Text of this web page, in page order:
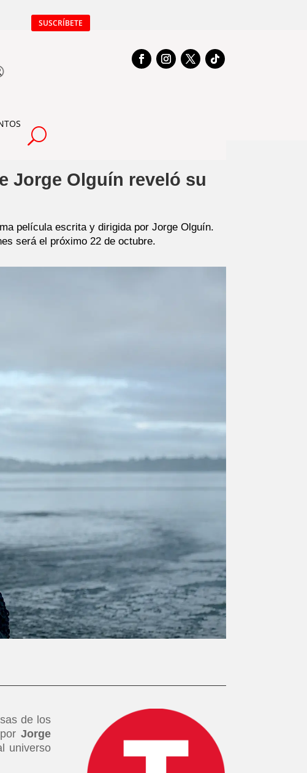
SUSCRÍBETE
Jorge Olguín reveló su
película escrita y dirigida por Jorge Olguín.
será el próximo 22 de octubre.
de los
porJorge
universo